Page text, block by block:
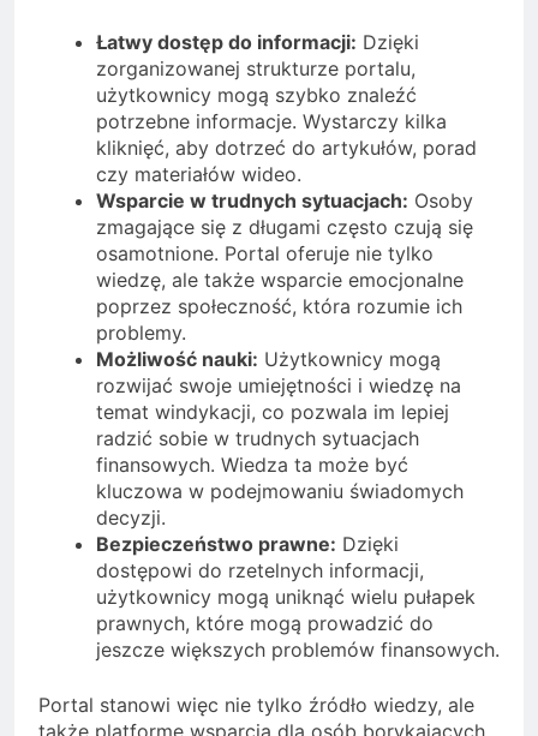
Łatwy dostęp do informacji: Dzięki
zorganizowanej strukturze portalu,
użytkownicy mogą szybko znaleźć
potrzebne informacje. Wystarczy kilka
kliknięć, aby dotrzeć do artykułów, porad
czy materiałów wideo.
Wsparcie w trudnych sytuacjach: Osoby
zmagające się z długami często czują się
osamotnione. Portal oferuje nie tylko
wiedzę, ale także wsparcie emocjonalne
poprzez społeczność, która rozumie ich
problemy.
Możliwość nauki: Użytkownicy mogą
rozwijać swoje umiejętności i wiedzę na
temat windykacji, co pozwala im lepiej
radzić sobie w trudnych sytuacjach
finansowych. Wiedza ta może być
kluczowa w podejmowaniu świadomych
decyzji.
Bezpieczeństwo prawne: Dzięki
dostępowi do rzetelnych informacji,
użytkownicy mogą uniknąć wielu pułapek
prawnych, które mogą prowadzić do
jeszcze większych problemów finansowych.
Portal stanowi więc nie tylko źródło wiedzy, ale
także platformę wsparcia dla osób borykających